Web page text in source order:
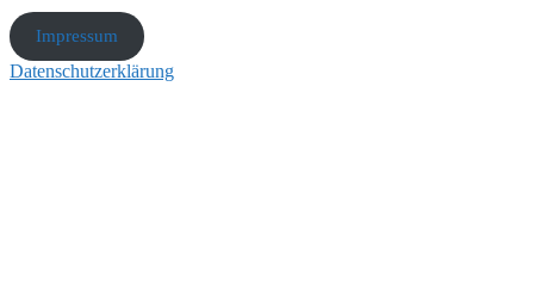
Impressum
Datenschutzerklärung